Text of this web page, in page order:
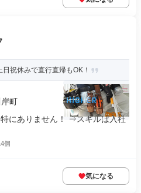
日祝休みで直行直帰もOK！
町
にありません！ ⇒スキルは入社
個
気になる